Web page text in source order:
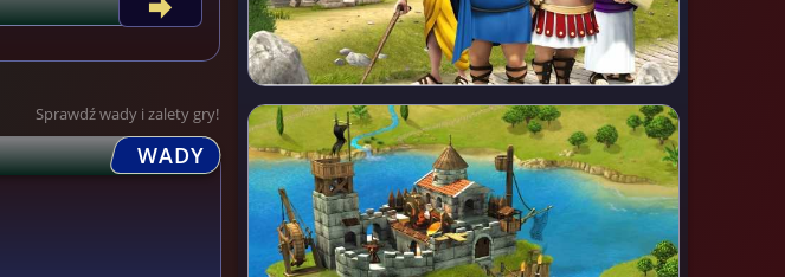
Sprawdź wady i zalety gry!
WADY